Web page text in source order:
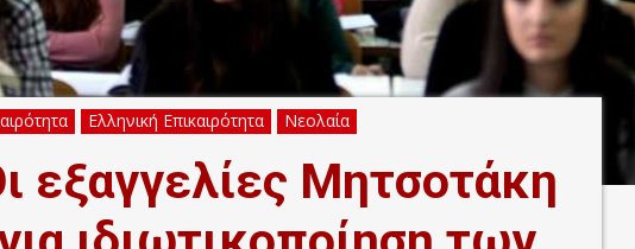
Ελληνική Επικαιρότητα Νεολαία
εξαγγελίες Μητσοτάκη